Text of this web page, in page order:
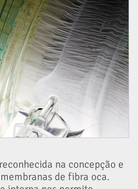
na concepção e
de fibra oca.